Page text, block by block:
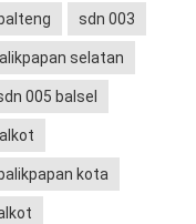
sdn 003
selatan
005 balsel
kota